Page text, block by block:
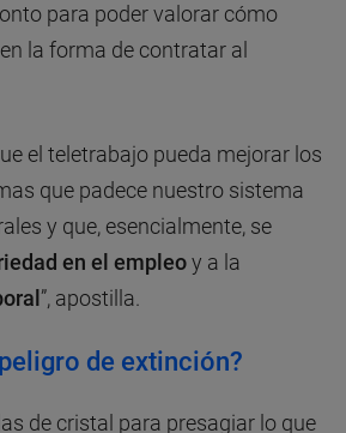
para poder valorar cómo
la forma de contratar al
el teletrabajo pueda mejorar los
que padece nuestro sistema
y que, esencialmente, se
en el empleoy a la
”, apostilla.
de extinción?
de cristal para presagiar lo que